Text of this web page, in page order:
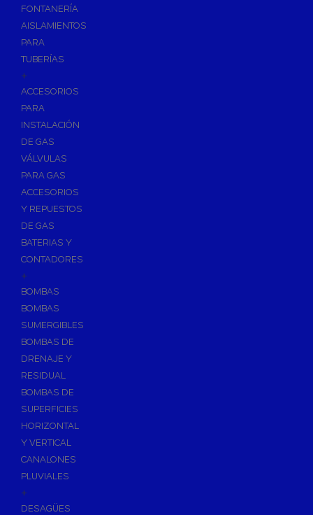
FONTANERÍA
AISLAMIENTOS
PARA
TUBERÍAS
+
ACCESORIOS
PARA
INSTALACIÓN
DE GAS
VÁLVULAS
PARA GAS
ACCESORIOS
Y REPUESTOS
DE GAS
BATERIAS Y
CONTADORES
+
BOMBAS
BOMBAS
SUMERGIBLES
BOMBAS DE
DRENAJE Y
RESIDUAL
BOMBAS DE
SUPERFICIES
HORIZONTAL
Y VERTICAL
CANALONES
PLUVIALES
+
DESAGÜES